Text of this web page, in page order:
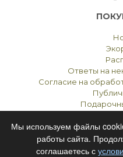
Ответы на
Согласие на
ЭКОСТОРИЯ
Мы используем файлы
работы сайта.
соглашаетесь с